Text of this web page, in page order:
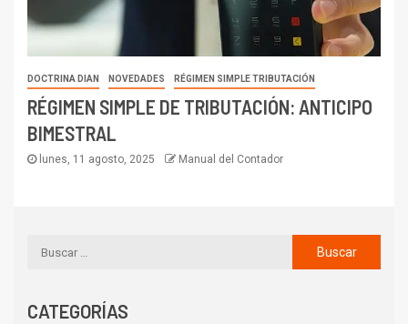
DOCTRINA DIAN NOVEDADES RÉGIMEN SIMPLE TRIBUTACIÓN
RÉGIMEN SIMPLE DE TRIBUTACIÓN: ANTICIPO
BIMESTRAL
lunes, 11 agosto, 2025 Manual del Contador
CATEGORÍAS